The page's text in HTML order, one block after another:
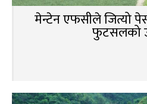
मेन्टेन एफसीले जित्यो
फुटसलको